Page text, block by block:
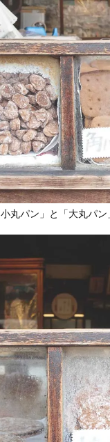
丸パン」と「大丸パン